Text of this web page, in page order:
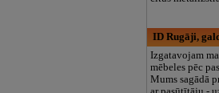
ID Rugāji,
Izgatavojam
mēbeles pēc
Mums sagādā